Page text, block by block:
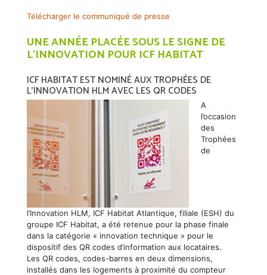
Télécharger le communiqué de presse
UNE ANNÉE PLACÉE SOUS LE SIGNE DE
L’INNOVATION POUR ICF HABITAT
ICF HABITAT EST NOMINÉ AUX TROPHÉES DE
L’INNOVATION HLM AVEC LES QR CODES
A
l’occasion
des
Trophées
de
l’Innovation HLM, ICF Habitat Atlantique, filiale (ESH) du
groupe ICF Habitat, a été retenue pour la phase finale
dans la catégorie « innovation technique » pour le
dispositif des QR codes d’information aux locataires.
Les QR codes, codes-barres en deux dimensions,
installés dans les logements à proximité du compteur